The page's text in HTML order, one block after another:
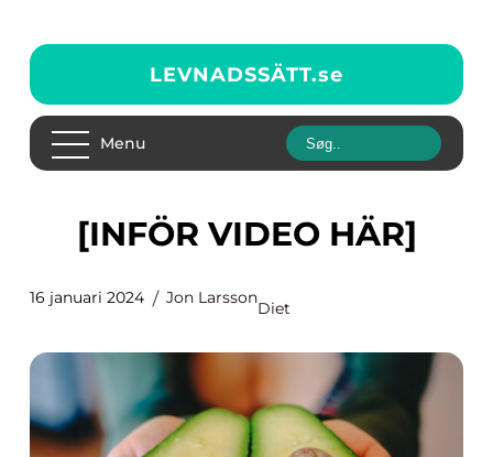
LEVNADSSÄTT.se
Menu
[INFÖR VIDEO HÄR]
16 januari 2024 Jon Larsson
Diet